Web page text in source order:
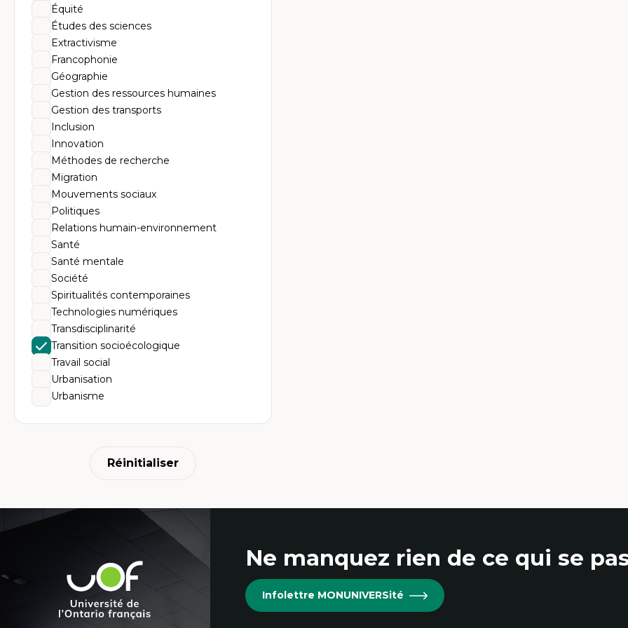
Équité
Études des sciences
Extractivisme
Francophonie
Géographie
Gestion des ressources humaines
Gestion des transports
Inclusion
Innovation
Méthodes de recherche
Migration
Mouvements sociaux
Politiques
Relations humain-environnement
Santé
Santé mentale
Société
Spiritualités contemporaines
Technologies numériques
Transdisciplinarité
Transition socioécologique
Travail social
Urbanisation
Urbanisme
Réinitialiser
Coordonnées
et
informations
Ne manquez rien de ce qui se
Infolettre MONUNIVERSité